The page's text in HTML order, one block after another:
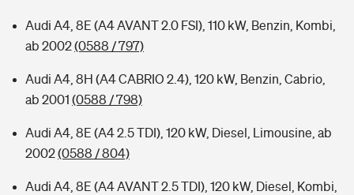
Audi A4, 8E (A4 AVANT 2.0 FSI), 110 kW, Benzin, Kombi,
ab 2002(0588 / 797)
Audi A4, 8H (A4 CABRIO 2.4), 120 kW, Benzin, Cabrio,
ab 2001 (0588 / 798)
Audi A4, 8E (A4 2.5 TDI), 120 kW, Diesel, Limousine, ab
2002(0588 / 804)
Audi A4, 8E (A4 AVANT 2.5 TDI), 120 kW, Diesel, Kombi,